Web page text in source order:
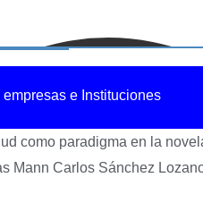
empresas e Instituciones